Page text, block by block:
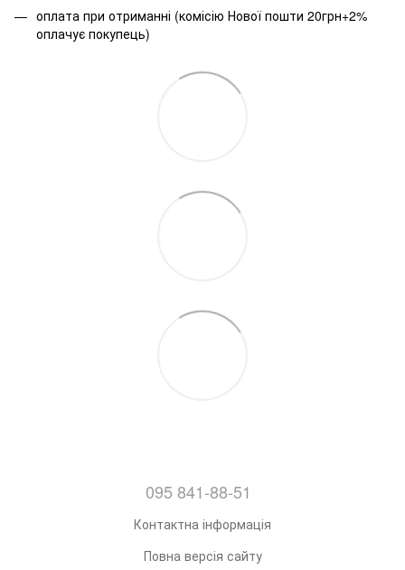
оплата при отриманні (комісію Нової пошти 20грн+2%
оплачує покупець)
095 841-88-51
Контактна інформація
Повна версія сайту